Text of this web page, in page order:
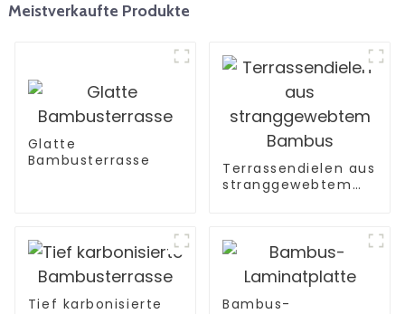
Meistverkaufte Produkte
Glatte
Bambusterrasse
Terrassendielen aus
stranggewebtem
Tief karbonisierte
Bambus-